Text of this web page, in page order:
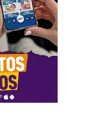
jurídica y personal
de Pilotos.
de difamación
gobierno, utilizando
de las
los recursos del
me hicieron saber
y a mis hijas, y
preventivo».